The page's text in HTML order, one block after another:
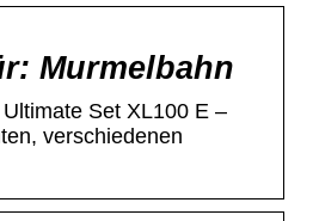
Murmelbahn
Set XL100 E –
verschiedenen